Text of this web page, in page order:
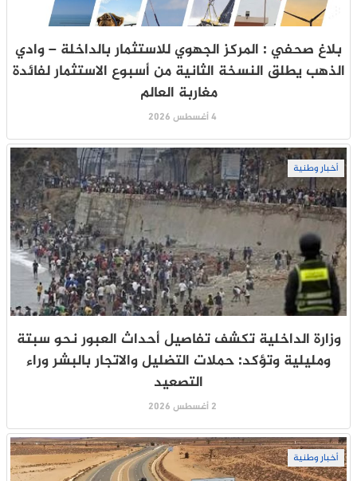
بلاغ صحفي : المركز الجهوي للاستثمار بالداخلة – وادي
الذهب يطلق النسخة الثانية من أسبوع الاستثمار لفائدة
مغاربة العالم
4 أغسطس 2026
أخبار وطنية
وزارة الداخلية تكشف تفاصيل أحداث العبور نحو سبتة
ومليلية وتؤكد: حملات التضليل والاتجار بالبشر وراء
التصعيد
2 أغسطس 2026
أخبار وطنية